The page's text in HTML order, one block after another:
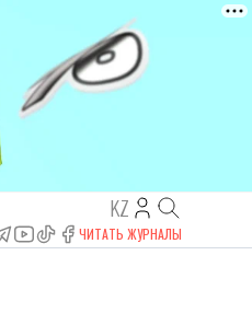
KZ
ЧИТАТЬ ЖУРНАЛЫ